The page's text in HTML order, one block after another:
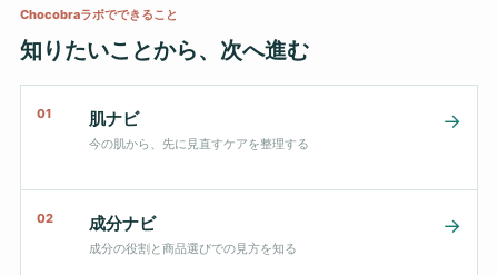
Chocobraラボでできること
知りたいことから、次へ進む
01 肌ナビ
今の肌から、先に見直すケアを整理する
→
02 成分ナビ
成分の役割と商品選びでの見方を知る
→